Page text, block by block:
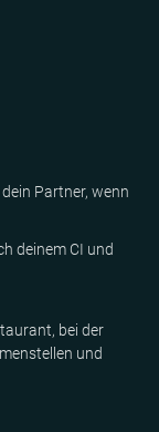
Partner, wenn
deinem CI und
bei der
und